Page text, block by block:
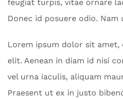
feugiat turpis, vitae ornare
Donec id posuere odio. Nam
Lorem ipsum dolor sit amet,
elit. Aenean in diam id nisi
vel urna iaculis, aliquam
Praesent ut ex in justo